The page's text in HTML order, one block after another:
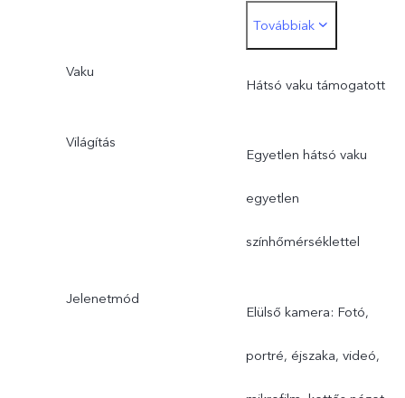
MP-es 120°-os ultranagy
f/2,2 rekeszértéket; 120°-
os látószög; 5P objektív
MP nagy látószögű
kamera)
Továbbiak
Vaku
Hátsó vaku támogatott
Világítás
Egyetlen hátsó vaku
egyetlen
színhőmérséklettel
Jelenetmód
Elülső kamera: Fotó,
portré, éjszaka, videó,